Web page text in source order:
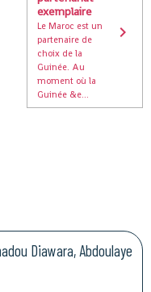
exemplaire
Le Maroc est un
partenaire de
choix de la
Guinée. Au
moment où la
Guinée &e...
Diawara, Abdoulaye